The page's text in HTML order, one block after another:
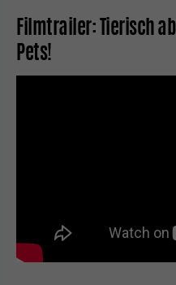
Filmtrailer: Tierisch
Pets!